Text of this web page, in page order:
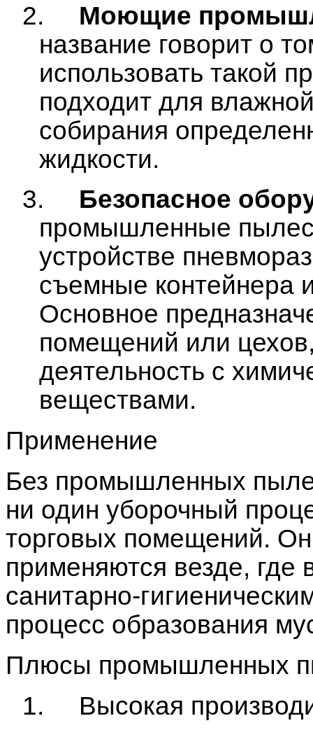
2. Моющие
название говорит о
использовать такой
подходит для
собирания
жидкости.
3. Безопасное
промышленные
устройстве
съемные контейнера
Основное
помещений или
деятельность с
веществами.
Применение
Без промышленных
ни один уборочный
торговых помещений.
применяются везде, где
санитарно-
процесс образования
Плюсы промышленных
1. Высокая